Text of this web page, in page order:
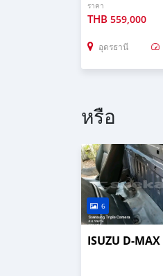
ราคา
THB 559,000
อุดรธานี
หรือ
6
ISUZU D-MAX